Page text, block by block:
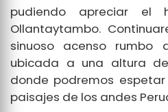
pudiendo apreciar el
Ollantaytambo.
sinuoso acenso rumbo
ubicada a una altura de
donde podremos
paisajes de los andes